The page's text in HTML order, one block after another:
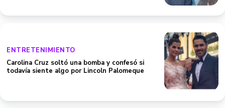
ENTRETENIMIENTO
Carolina Cruz soltó una bomba y confesó si
todavía siente algo por Lincoln Palomeque